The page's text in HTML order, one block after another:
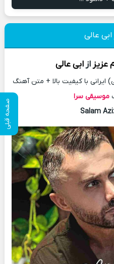
عالی
عزیزازابی عالی
با کیفیت بالا + متن آهنگ
موسیقی سرا
Salam
صفحه قبلی